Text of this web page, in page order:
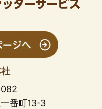
番町13-3